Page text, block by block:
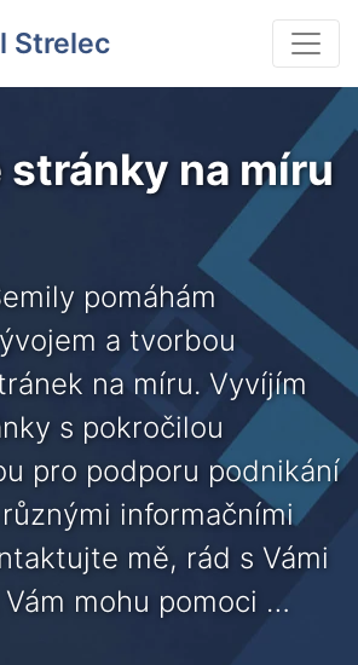
Strelec
stránky na míru
pomáhám
a tvorbou
na míru. Vyvíjím
s pokročilou
pro podporu podnikání
informačními
mě, rád s Vámi
mohu pomoci …